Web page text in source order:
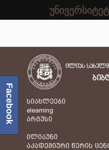
სიახლეები
elearning
არგუსი
ილიაუნი
აკადემიური წერის
Facebook